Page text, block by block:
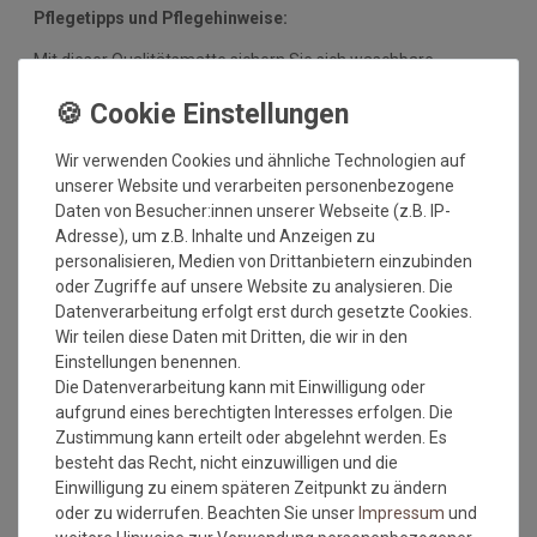
Pflegetipps und Pflegehinweise:
Mit dieser Qualitätsmatte sichern Sie sich waschbare
hochwertigen Gummirückens sind die Fußmatten absolut
ruschfest. Einem sicheren Gebrauch auch auf
Fußbodenheizungen steht somit nichts mehr im Wege.
Vor dem ersten Gebrauch waschen Sie die Fußmatte separat
bei angegebener Temperatur mit Feinwaschmittel und legen
sie flach zum Trocknen aus. Dadurch richten sich die Fasern
auf, der Mattenflor wird aktiviert und transportbedingte Falten
und Knicke werden wieder glatt. Pflegen Sie so Ihre
Fußmatte regelmäßig und Sie werden überrascht sein, wie
viele Jahre Qualität und Farbe erhalten bleiben.
Waschtipps:
Matten, die nicht mehr in die Waschmaschine passen, können
mit einem Dampfstrahler (aus Entfernung) gereinigt werden
oder bei einer Wäscherei abgegeben werden. Ganz wichtig ist
auch, dass man die Matten nicht gefaltet und auch nicht mit
Wir verwenden Cookies und ähnliche Technologien auf
unserer Website und verarbeiten personenbezogene
Daten von Besucher:innen unserer Webseite (z.B. IP-
Adresse), um z.B. Inhalte und Anzeigen zu
personalisieren, Medien von Drittanbietern einzubinden
oder Zugriffe auf unsere Website zu analysieren. Die
Datenverarbeitung erfolgt erst durch gesetzte Cookies.
Wir teilen diese Daten mit Dritten, die wir in den
Einstellungen benennen.
Die Datenverarbeitung kann mit Einwilligung oder
aufgrund eines berechtigten Interesses erfolgen. Die
Zustimmung kann erteilt oder abgelehnt werden. Es
besteht das Recht, nicht einzuwilligen und die
Einwilligung zu einem späteren Zeitpunkt zu ändern
oder zu widerrufen. Beachten Sie unser Impressum und